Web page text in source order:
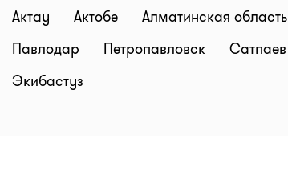
Актау Актобе Алматинская область
Павлодар
Петропавловск Сатпаев
Экибастуз